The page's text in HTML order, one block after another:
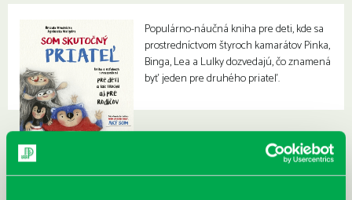
Populárno-náučná kniha pre deti, kde sa
prostredníctvom štyroch kamarátov Pinka,
Binga, Lea a Lulky dozvedajú, čo znamená
byť jeden pre druhého priateľ.